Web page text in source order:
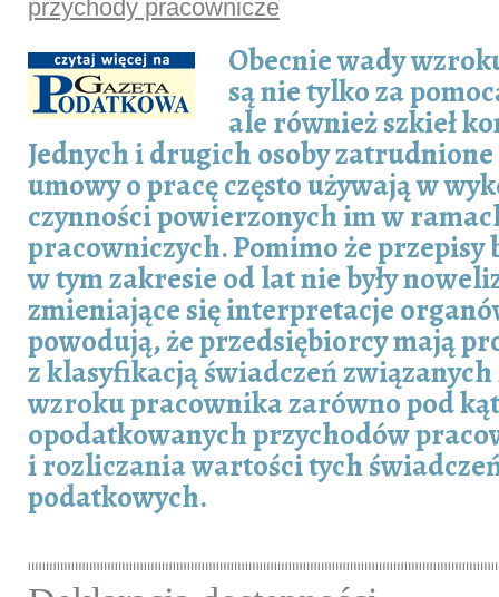
przychody pracownicze
Obecnie wady
są nie tylko za
ale również szkieł
Jednych i drugich osoby
umowy o pracę często używają w
czynności powierzonych im w
pracowniczych. Pomimo że przepisy
w tym zakresie od lat nie były
zmieniające się interpretacje
powodują, że przedsiębiorcy mają
z klasyfikacją świadczeń
wzroku pracownika zarówno pod
opodatkowanych przychodów
i rozliczania wartości tych
podatkowych.